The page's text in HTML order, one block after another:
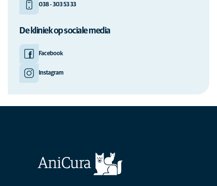
038 - 303 53 33
De kliniek op sociale media
Facebook
Instagram